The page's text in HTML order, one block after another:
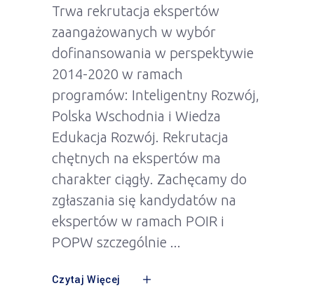
Trwa rekrutacja ekspertów
zaangażowanych w wybór
dofinansowania w perspektywie
2014-2020 w ramach
programów: Inteligentny Rozwój,
Polska Wschodnia i Wiedza
Edukacja Rozwój. Rekrutacja
chętnych na ekspertów ma
charakter ciągły. Zachęcamy do
zgłaszania się kandydatów na
ekspertów w ramach POIR i
POPW szczególnie
Czytaj Więcej